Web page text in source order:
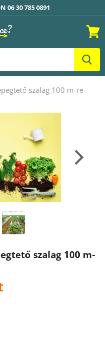
06 30 785 0891
Kosár
szalag 100 m-re-
szalag 100 m-